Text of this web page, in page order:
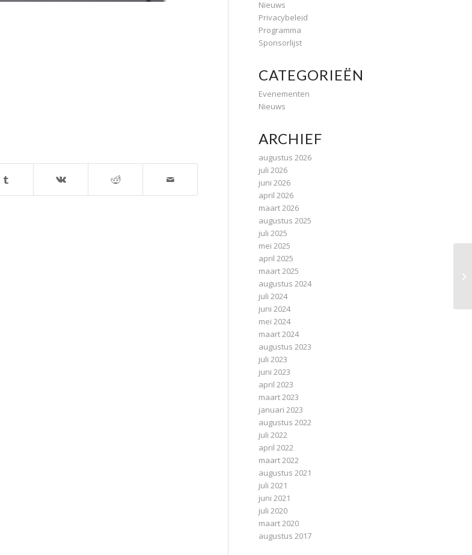
Nieuws
Privacybeleid
Programma
Sponsorlijst
CATEGORIEËN
Evenementen
Nieuws
ARCHIEF
augustus 2026
juli 2026
juni 2026
april 2026
maart 2026
augustus 2025
juli 2025
mei 2025
april 2025
maart 2025
augustus 2024
juli 2024
juni 2024
mei 2024
maart 2024
augustus 2023
juli 2023
juni 2023
april 2023
maart 2023
januari 2023
augustus 2022
juli 2022
april 2022
maart 2022
augustus 2021
juli 2021
juni 2021
juli 2020
maart 2020
augustus 2017